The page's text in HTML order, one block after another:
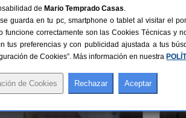
la Casona de Valbuena
de Mario Temprado Casas.
guarda en tu pc, smartphone o tablet al visitar el
correctamente son las Cookies Técnicas y
preferencias y con publicidad ajustada a tus
de Cookies”. Más información en nuestra